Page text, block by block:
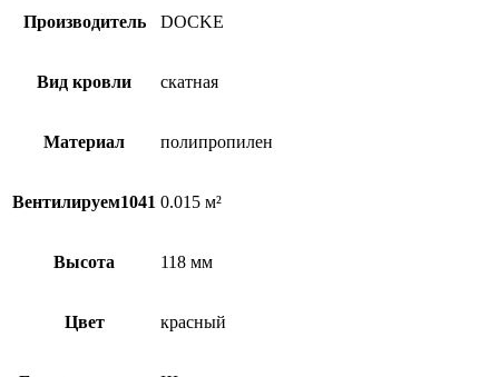
Производитель DOCKE
Вид кровли скатная
Материал полипропилен
Вентилируем1041 0.015 м²
Высота 118 мм
Цвет красный